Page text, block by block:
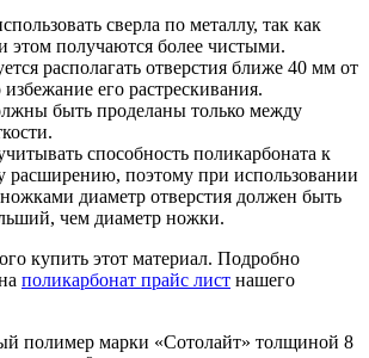
сверла по металлу, так как
этом получаются более чистыми.
располагать отверстия ближе 40 мм от
избежание его растрескивания.
быть проделаны только между
способность поликарбоната к
расширению, поэтому при использовании
диаметр отверстия должен быть
чем диаметр ножки.
купить этот материал. Подробно
поликарбонат прайс лист нашего
полимер марки «Сотолайт» толщиной 8